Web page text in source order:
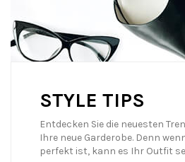
STYLE TIPS
Entdecken Sie die neuesten
Ihre neue Garderobe. Denn
perfekt ist, kann es Ihr Outfit